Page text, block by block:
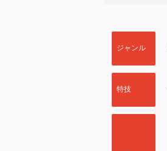
ジャンル
特技